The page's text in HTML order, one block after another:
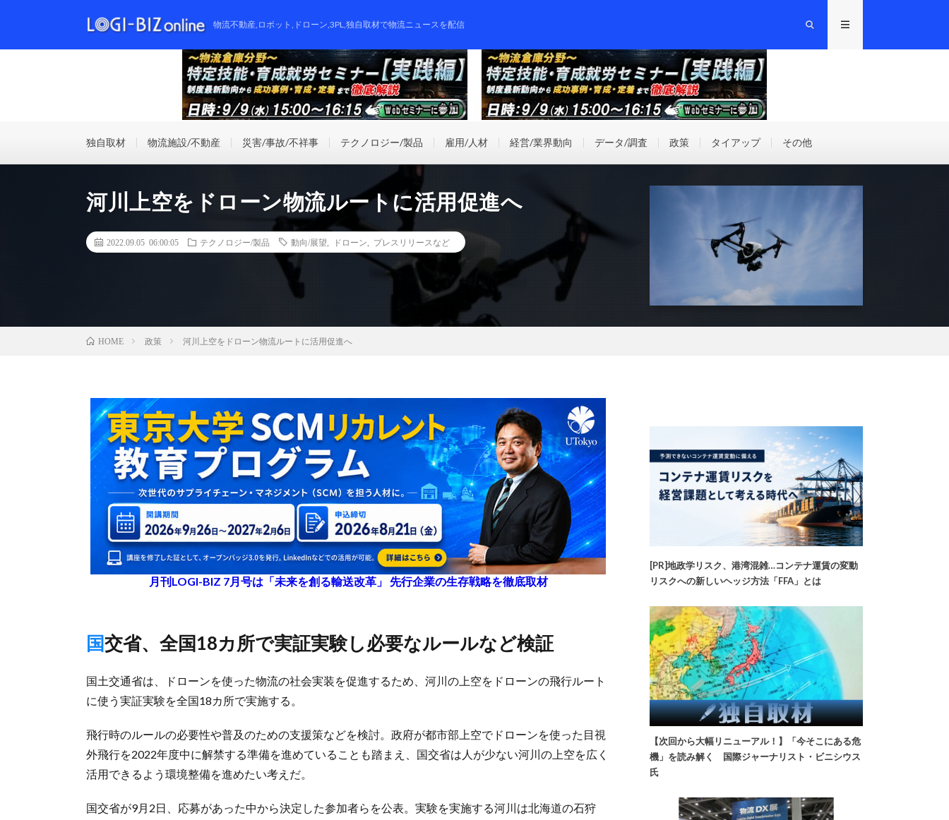
物流不動産,ロボット,ドローン,3PL,独自取材で物流ニュースを配信
独自取材 物流施設/不動産 災害/事故/不祥事 テクノロジー/製品 雇用/人材 経営/業界動向 データ/調査 政策 タイアップ その他
河川上空をドローン物流ルートに活用促進へ
2022.09.05 06:00:05 テクノロジー/製品 動向/展望 ドローン プレスリリースなど
HOME 政策 河川上空をドローン物流ルートに活用促進へ
月刊LOGI-BIZ 7月号は「未来を創る輸送改革」 先行企業の生存戦略を徹底取材
国交省、全国18カ所で実証実験し必要なルールなど検証
国土交通省は、ドローンを使った物流の社会実装を促進するため、河川の上空をドローンの飛行ルート
に使う実証実験を全国18カ所で実施する。
飛行時のルールの必要性や普及のための支援策などを検討。政府が都市部上空でドローンを使った目視
外飛行を2022年度中に解禁する準備を進めていることも踏まえ、国交省は人が少ない河川の上空を広く
活用できるよう環境整備を進めたい考えだ。
国交省が9月2日、応募があった中から決定した参加者らを公表。実験を実施する河川は北海道の石狩
[PR]地政学リスク、港湾混雑…コンテナ運賃の変動
リスクへの新しいヘッジ方法「FFA」とは
【次回から大幅リニューアル！】「今そこにある危
機」を読み解く 国際ジャーナリスト・ビニシウス
氏